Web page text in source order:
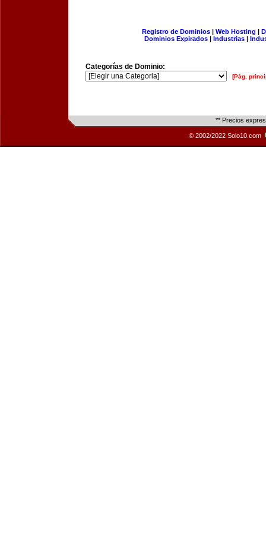
Registro de Dominios| Web Hosting |
Dominios Expirados | Industrias |
Categorías de Dominio:
[Pág.
** Precios
© 2002/2022 Solo10.com